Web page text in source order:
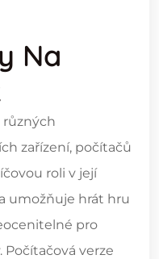
Na
zařízení, počítačů
roli v její
umožňuje hrát hru
pro
verze